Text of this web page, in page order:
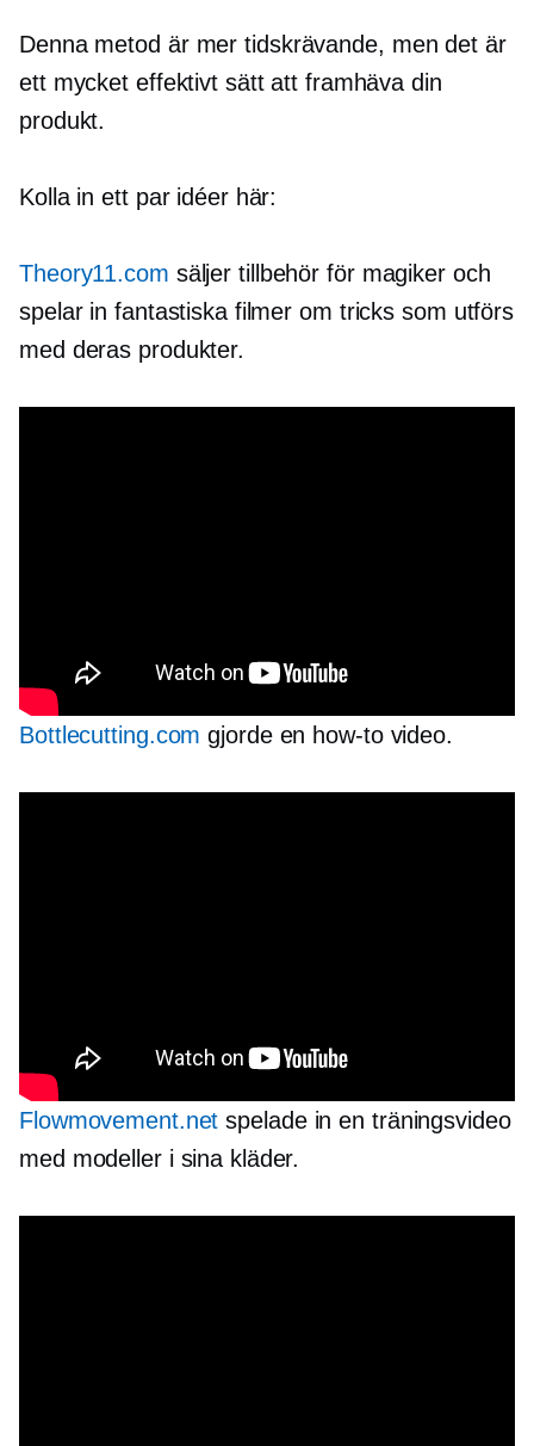
Denna metod är mertidskrävande, men det är
ett mycket effektivt sätt att framhäva din
produkt.
Kolla in ett par idéer här:
Theory11.com säljer tillbehör för magiker och
spelar in fantastiska filmer om tricks som utförs
med deras produkter.
Bottlecutting.com gjorde en how-tovideo.
Flowmovement.net spelade in en träningsvideo
med modeller i sina kläder.